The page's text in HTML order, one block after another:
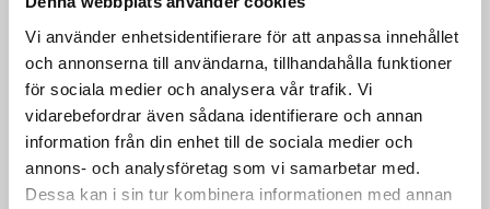
Vi använder enhetsidentifierare för att anpassa innehållet
och annonserna till användarna, tillhandahålla funktioner
för sociala medier och analysera vår trafik. Vi
vidarebefordrar även sådana identifierare och annan
information från din enhet till de sociala medier och
annons- och analysföretag som vi samarbetar med.
Dessa kan i sin tur kombinera informationen med annan